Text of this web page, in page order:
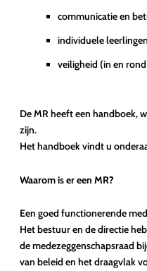
communicatie en
individuele
veiligheid (in en
De MR heeft een handboek,
zijn.
Het handboek vindt u
Waarom is er een MR?
Een goed functionerende
Het bestuur en de directie
de medezeggenschapsraad
van beleid en het draagvlak